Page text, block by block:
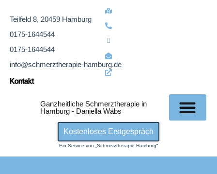
Teilfeld 8, 20459 Hamburg
0175-1644544
0175-1644544
info@schmerztherapie-hamburg.de
Kontakt
Ganzheitliche Schmerztherapie in
Hamburg - Daniella Wäbs
Kostenloses Erstgespräch
Ein Service von „Schmerztherapie Hamburg“